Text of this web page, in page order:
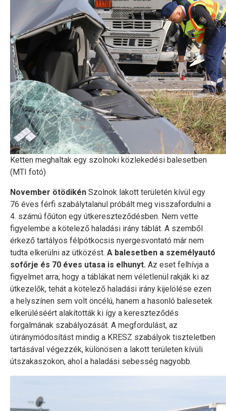
Ketten meghaltak egy szolnoki közlekedési balesetben
(MTI fotó)
November ötödikén Szolnok lakott területén kívül egy
76 éves férfi szabálytalanul próbált meg visszafordulni a
4. számú főúton egy útkereszteződésben. Nem vette
figyelembe a kötelező haladási irány táblát. A szemből
érkező tartályos félpótkocsis nyergesvontató már nem
tudta elkerülni az ütközést. A balesetben a személyautó
sofőrje és 70 éves utasa is elhunyt. Az eset felhívja a
figyelmet arra, hogy a táblákat nem véletlenül rakják ki az
útkezelők, tehát a kötelező haladási irány kijelölése ezen
a helyszínen sem volt öncélú, hanem a hasonló balesetek
elkerüléséért alakították ki így a kereszteződés
forgalmának szabályozását. A megfordulást, az
útiránymódosítást mindig a KRESZ szabályok tiszteletben
tartásával végezzék, különösen a lakott területen kívüli
útszakaszokon, ahol a haladási sebesség nagyobb.